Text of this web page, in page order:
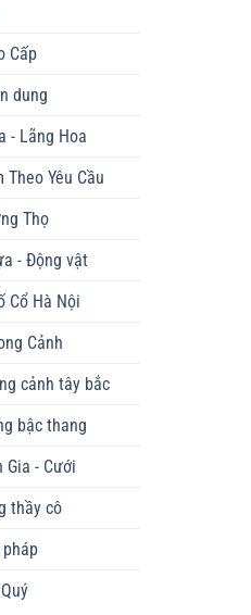
Cấp
dung
- Lãng Hoa
Theo Yêu Cầu
Thọ
- Động vật
Cổ Hà Nội
Cảnh
cảnh tây bắc
bậc thang
Gia - Cưới
thầy cô